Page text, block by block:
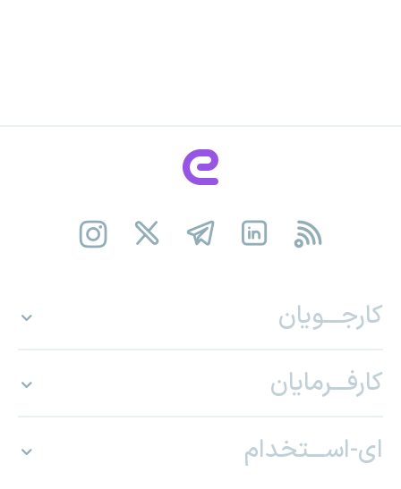
کارجـــویان
کارفـــرمایان
ای-اســـتخدام